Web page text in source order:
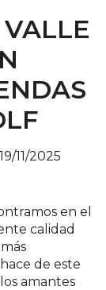
11/2025
en el
calidad
de este
amantes